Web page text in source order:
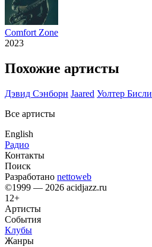
Comfort Zone
2023
Похожие артисты
Дэвид Сэнборн Jaared Уолтер Бисли
Все артисты
English
Радио
Контакты
Поиск
Разработано nettoweb
©1999 — 2026 acidjazz.ru
12+
Артисты
События
Клубы
Жанры